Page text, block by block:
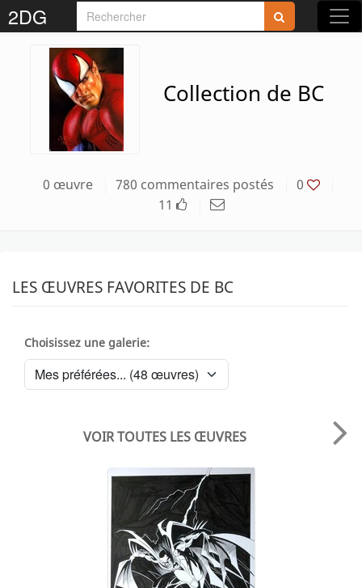
2DG
Collection de BC
0 œuvre 780 commentaires postés
0
11
LES ŒUVRES FAVORITES DE BC
Choisissez une galerie:
VOIR TOUTES LES ŒUVRES